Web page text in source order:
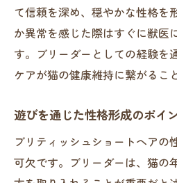
て信頼を深め、穏やかな性格を
か異常を感じた際はすぐに獣医
す。ブリーダーとしての経験を
ケアが猫の健康維持に繋がるこ
遊びを通じた性格形成のポイ
ブリティッシュショートヘアの
可欠です。ブリーダーは、猫の